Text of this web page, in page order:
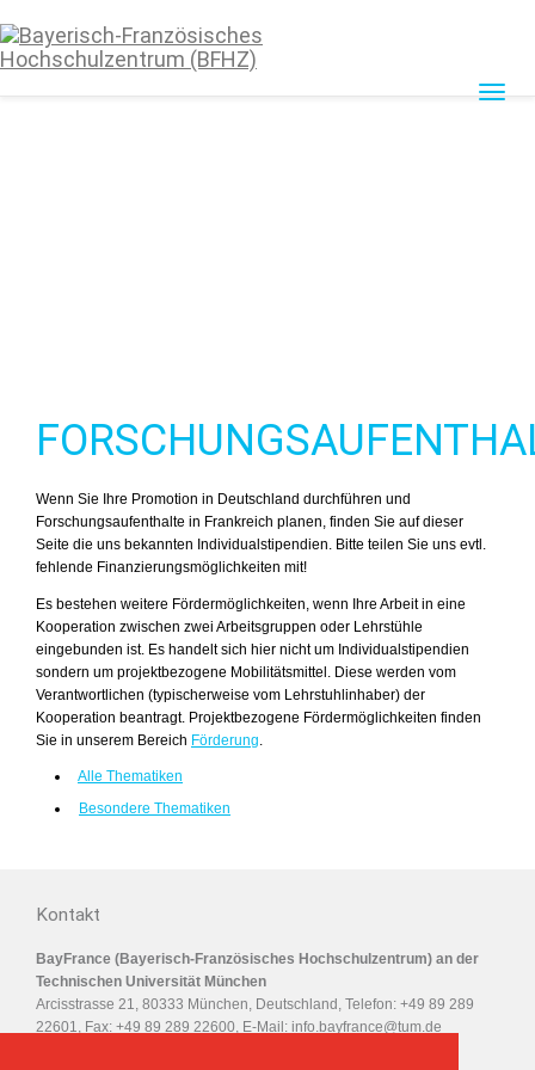
Toggle
Wenn Sie Ihre Promotion in Deutschland durchführen und
Forschungsaufenthalte in Frankreich planen, finden Sie auf dieser
Seite die uns bekannten Individualstipendien. Bitte teilen Sie uns evtl.
fehlende Finanzierungsmöglichkeiten mit!
Es bestehen weitere Fördermöglichkeiten, wenn Ihre Arbeit in eine
Kooperation zwischen zwei Arbeitsgruppen oder Lehrstühle
eingebunden ist. Es handelt sich hier nicht um Individualstipendien
sondern um projektbezogene Mobilitätsmittel. Diese werden vom
Verantwortlichen (typischerweise vom Lehrstuhlinhaber) der
Kooperation beantragt. Projektbezogene Fördermöglichkeiten finden
Sie in unserem Bereich Förderung.
Alle Thematiken
Besondere Thematiken
Kontakt
BayFrance (Bayerisch-Französisches Hochschulzentrum) an der
Technischen Universität München
Arcisstrasse 21, 80333 München, Deutschland, Telefon: +49 89 289
22601, Fax: +49 89 289 22600, E-Mail: info.bayfrance@tum.de